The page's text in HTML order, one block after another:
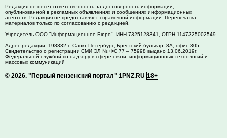
Редакция не несет ответственность за достоверность информации,
опубликованной в рекламных объявлениях и сообщениях информационных
агентств. Редакция не предоставляет справочной информации. Перепечатка
материалов только по согласованию с редакцией.
Учредитель ООО "Информационное Бюро". ИНН 7325128341, ОГРН 1147325002549
Адрес редакции: 198332 г. Санкт-Петербург, Брестский бульвар, 8А, офис 305
Свидетельство о регистрации СМИ ЭЛ № ФС 77 – 75998 выдано 13.06.2019г.
Федеральной службой по надзору в сфере связи, информационных технологий и
массовых коммуникаций
© 2026. "Первый пензенский портал" 1PNZ.RU 18+